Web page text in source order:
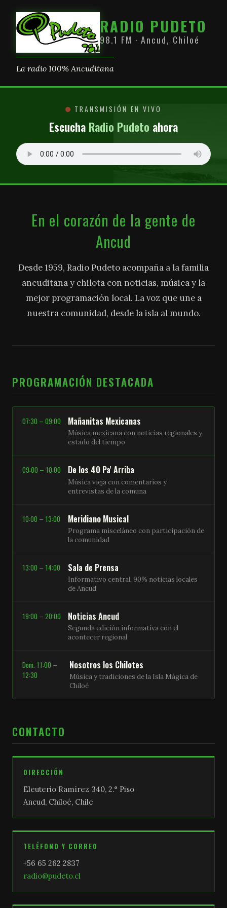
RADIO PUDETO
98.1 FM · Ancud, Chiloé
La radio 100% Ancuditana
TRANSMISIÓN EN VIVO
Escucha Radio Pudeto ahora
En el corazón de la gente de
Ancud
Desde 1959, Radio Pudeto acompaña a la familia
ancuditana y chilota con noticias, música y la
mejor programación local. La voz que une a
nuestra comunidad, desde la isla al mundo.
PROGRAMACIÓN DESTACADA
07:30 – 09:00 Mañanitas Mexicanas
Música mexicana con noticias regionales y
estado del tiempo
09:00 – 10:00 De los 40 Pa' Arriba
Música vieja con comentarios y
entrevistas de la comuna
10:00 – 13:00 Meridiano Musical
Programa misceláneo con participación de
la comunidad
13:00 – 14:00 Sala de Prensa
Informativo central, 90% noticias locales
de Ancud
19:00 – 20:00 Noticias Ancud
Segunda edición informativa con el
acontecer regional
Dom. 11:00 –
12:30
Nosotros los Chilotes
Música y tradiciones de la Isla Mágica de
Chiloé
CONTACTO
DIRECCIÓN
Eleuterio Ramírez 340, 2.° Piso
Ancud, Chiloé, Chile
TELÉFONO Y CORREO
+56 65 262 2837
radio@pudeto.cl